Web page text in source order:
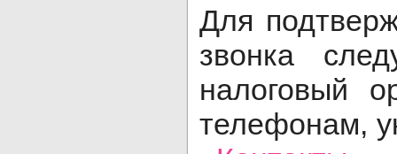
Для
звонка
налоговый
телефонам,